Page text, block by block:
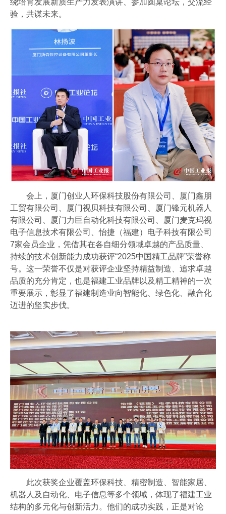
绕培育发展新质生产力发表演讲、参加圆桌论坛，交流经
验，共谋未来。
会上，厦门创业人环保科技股份有限公司、厦门鑫朋
工贸有限公司、厦门视贝科技有限公司、厦门锋元机器人
有限公司、厦门力巨自动化科技有限公司、厦门麦克玛视
电子信息技术有限公司、怡捷（福建）电子科技有限公司
7家会员企业，凭借其在各自细分领域卓越的产品质量、
持续的技术创新能力成功获评“2025中国精工品牌”荣誉称
号。这一荣誉不仅是对获评企业坚持精益制造、追求卓越
品质的充分肯定，也是福建工业品牌以及精工精神的一次
重要展示，彰显了福建制造业向智能化、绿色化、融合化
迈进的坚实步伐。
此次获奖企业覆盖环保科技、精密制造、智能家居、
机器人及自动化、电子信息等多个领域，体现了福建工业
结构的多元化与创新活力。他们的成功实践，正是对论